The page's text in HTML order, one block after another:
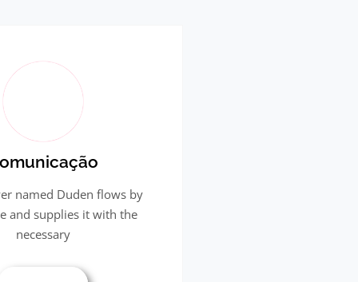
named Duden flows by
and supplies it with the
necessary